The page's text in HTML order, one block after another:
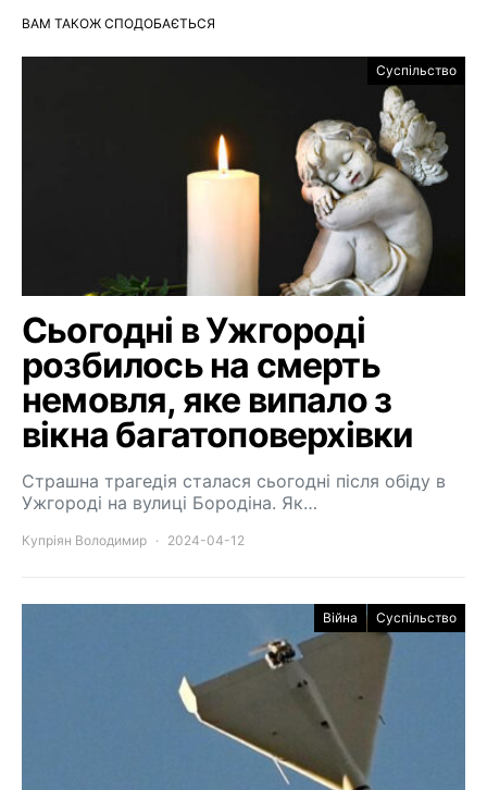
ВАМ ТАКОЖ СПОДОБАЄТЬСЯ
Суспільство
Сьогодні в Ужгороді
розбилось на смерть
немовля, яке випало з
вікна багатоповерхівки
Страшна трагедія сталася сьогодні після обіду в
Ужгороді на вулиці Бородіна. Як…
Купріян Володимир 2024-04-12
Війна Суспільство